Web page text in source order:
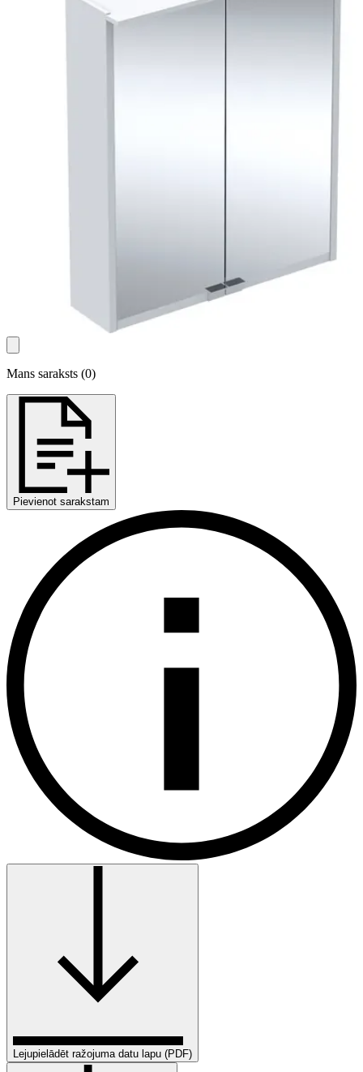
Mans saraksts (0)
Pievienot sarakstam
Lejupielādēt ražojuma datu lapu (PDF)